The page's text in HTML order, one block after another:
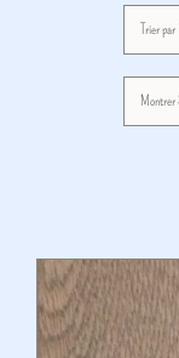
Trier par
Montrer